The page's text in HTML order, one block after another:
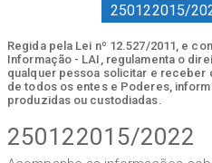
250122015/
Regida pela Lei nº 12.527/2011, e
Informação - LAI, regulamenta o
qualquer pessoa solicitar e receber
de todos os entes e Poderes,
produzidas ou custodiadas.
250122015/2022